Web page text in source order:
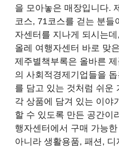
을 모아놓은 매장입니다.
코스, 71코스를 걷는 분들
자센터를 지나게 되시는
올레 여행자센터 바로 맞
제주별책부록은 올바른
의 사회적경제기업들을
를 담고 있는 것처럼 쉬운
각 상품에 담겨 있는 이야
할 수 있도록 만든 공간이
행자센터에서 구매 가능
아니라 생활용품, 패션,